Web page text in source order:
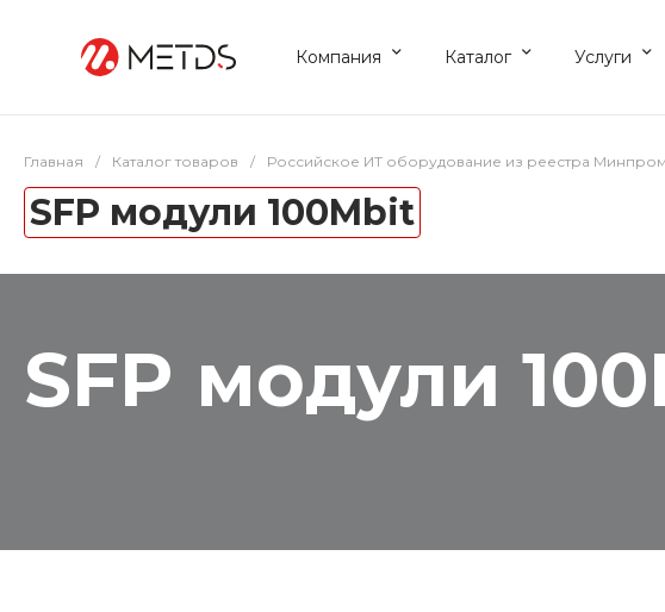
Компания Каталог Услуги
Главная / Каталог товаров / Российское ИТ оборудование из реестра
SFP модули 100Mbit
SFP модули